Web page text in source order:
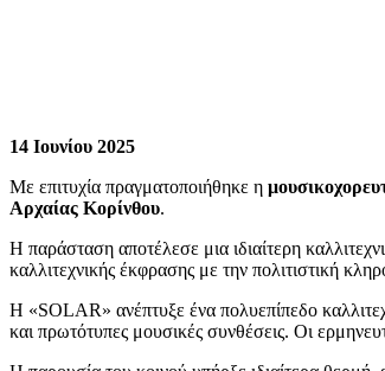
14 Ιουνίου 2025
Με επιτυχία πραγματοποιήθηκε η
Αρχαίας Κορίνθου.
Η παράσταση αποτέλεσε μια ιδιαίτερη
καλλιτεχνικής έκφρασης με την πολιτιστική
Η «SOLAR» ανέπτυξε ένα πολυεπίπεδο
και πρωτότυπες μουσικές συνθέσεις. Οι